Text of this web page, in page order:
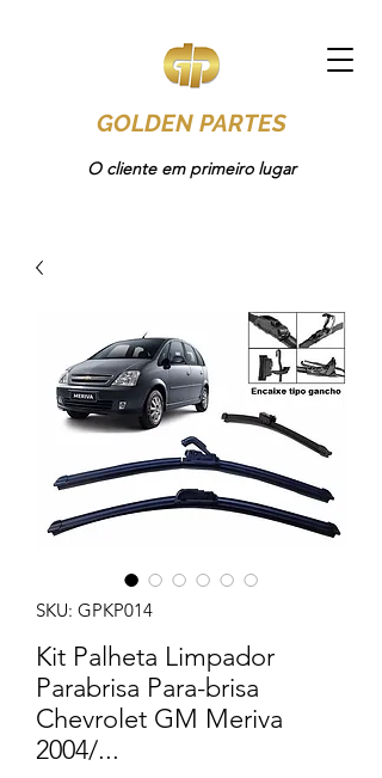
GOLDEN PARTES
O cliente em primeiro lugar
SKU: GPKP014
Kit Palheta Limpador
Parabrisa Para-brisa
Chevrolet GM Meriva
2004/...